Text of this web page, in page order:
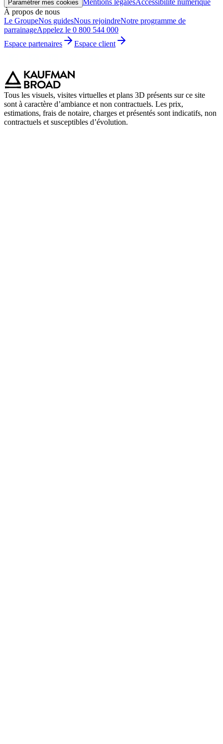
Paramétrer mes cookies Mentions légalesAccessibilité numérique
À propos de nous
Le GroupeNos guidesNous rejoindreNotre programme de
parrainageAppelez le 0 800 544 000
Espace partenaires
Espace client
Tous les visuels, visites virtuelles et plans 3D présents sur ce site
sont à caractère d’ambiance et non contractuels. Les prix,
estimations, frais de notaire, charges et présentés sont indicatifs, non
contractuels et susceptibles d’évolution.